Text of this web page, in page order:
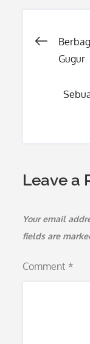
Post
Gugur
Leave a
Your email
fields are
Comment *